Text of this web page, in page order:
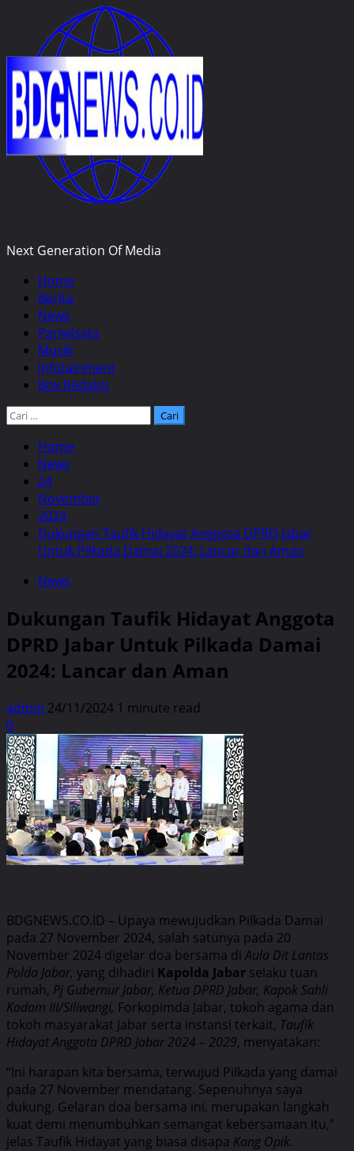
content
Next Generation Of Media
Primary
Menu
Home
Berita
News
Pariwisata
Musik
Infotainment
Box Redaksi
Cari
Home
News
24
November
2024
Dukungan Taufik Hidayat Anggota DPRD Jabar
Untuk Pilkada Damai 2024: Lancar dan Aman
News
Dukungan Taufik Hidayat Anggota
DPRD Jabar Untuk Pilkada Damai
2024: Lancar dan Aman
admin 24/11/2024 1 minute read
0
BDGNEWS.CO.ID – Upaya mewujudkan Pilkada Damai
pada 27 November 2024, salah satunya pada 20
November 2024 digelar doa bersama diAula Dit Lantas
Polda Jabar, yang dihadiri Kapolda Jabar selaku tuan
rumah, Pj Gubernur Jabar, Ketua DPRD Jabar, Kapok Sahli
Kodam III/Siliwangi, Forkopimda Jabar, tokoh agama dan
tokoh masyarakat Jabar serta instansi terkait, Taufik
Hidayat Anggota DPRD Jabar 2024 – 2029, menyatakan:
“Ini harapan kita bersama, terwujud Pilkada yang damai
pada 27 November mendatang. Sepenuhnya saya
dukung. Gelaran doa bersama ini, merupakan langkah
kuat demi menumbuhkan semangat kebersamaan itu,”
jelas Taufik Hidayat yang biasa disapa Kang Opik.